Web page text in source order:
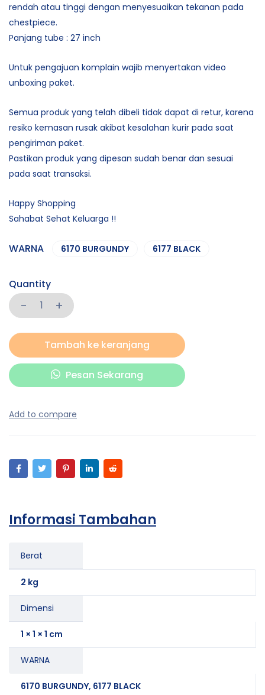
rendah atau tinggi dengan menyesuaikan tekanan pada
chestpiece.
Panjang tube : 27 inch
Untuk pengajuan komplain wajib menyertakan video
unboxing paket.
Semua produk yang telah dibeli tidak dapat di retur, karena
resiko kemasan rusak akibat kesalahan kurir pada saat
pengiriman paket.
Pastikan produk yang dipesan sudah benar dan sesuai
pada saat transaksi.
Happy Shopping
Sahabat Sehat Keluarga !!
WARNA 6170 BURGUNDY 6177 BLACK
Quantity
Tambah ke keranjang
Pesan Sekarang
Informasi Tambahan
Berat
2 kg
Dimensi
1 × 1 × 1 cm
WARNA
6170 BURGUNDY, 6177 BLACK